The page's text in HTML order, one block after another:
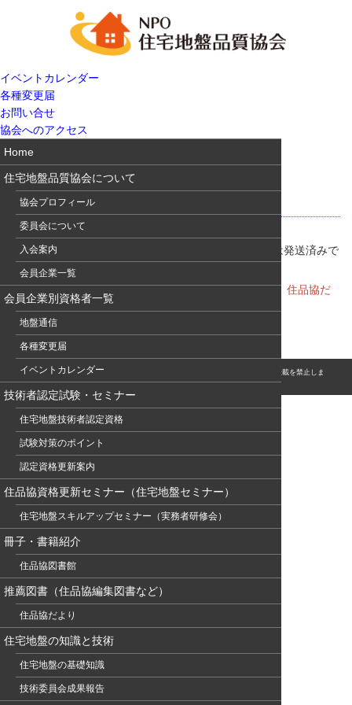
イベントカレンダー
各種変更届
お問い合せ
協会へのアクセス
Home
住宅地盤品質協会について
協会プロフィール
委員会について
入会案内
会員企業一覧
会員企業別資格者一覧
地盤通信
各種変更届
イベントカレンダー
技術者認定試験・セミナー
住宅地盤技術者認定資格
試験対策のポイント
認定資格更新案内
住品協資格更新セミナー（住宅地盤セミナー）
住宅地盤スキルアップセミナー（実務者研修会）
冊子・書籍紹介
住品協図書館
推薦図書（住品協編集図書など）
住品協だより
住宅地盤の知識と技術
住宅地盤の基礎知識
技術委員会成果報告
住品協だよりvol.18発行
住品協だよりvol.18を発行しました。協会員の皆様へは発送済みで
す。
一刻も早くご覧になりたい方は、電子版をご覧下さい。 住品協だ
より電子版＆バックナンバー
© このホームページの著作権は、NPO 住宅地盤品質協会に属します。無断転用・転載を禁止しま
す。